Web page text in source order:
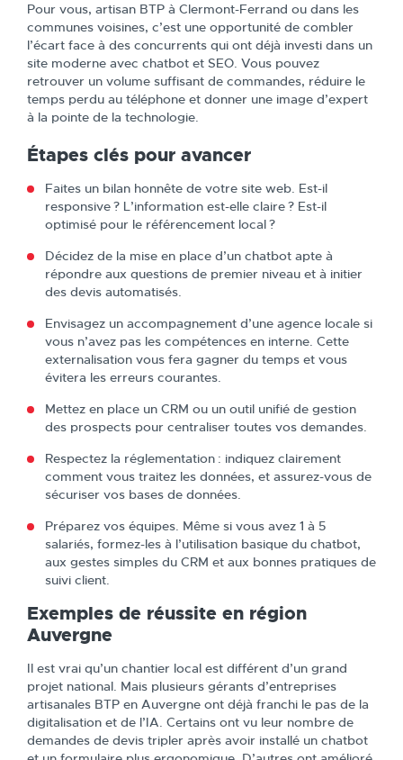
Pour vous, artisan BTP à Clermont-Ferrand ou dans les
communes voisines, c’est une opportunité de combler
l’écart face à des concurrents qui ont déjà investi dans un
site moderne avec chatbot et SEO. Vous pouvez
retrouver un volume suffisant de commandes, réduire le
temps perdu au téléphone et donner une image d’expert
à la pointe de la technologie.
Étapes clés pour avancer
Faites un bilan honnête de votre site web. Est-il
responsive ? L’information est-elle claire ? Est-il
optimisé pour le référencement local ?
Décidez de la mise en place d’un chatbot apte à
répondre aux questions de premier niveau et à initier
des devis automatisés.
Envisagez un accompagnement d’une agence locale si
vous n’avez pas les compétences en interne. Cette
externalisation vous fera gagner du temps et vous
évitera les erreurs courantes.
Mettez en place un CRM ou un outil unifié de gestion
des prospects pour centraliser toutes vos demandes.
Respectez la réglementation : indiquez clairement
comment vous traitez les données, et assurez-vous de
sécuriser vos bases de données.
Préparez vos équipes. Même si vous avez 1 à 5
salariés, formez-les à l’utilisation basique du chatbot,
aux gestes simples du CRM et aux bonnes pratiques de
suivi client.
Exemples de réussite en région
Auvergne
Il est vrai qu’un chantier local est différent d’un grand
projet national. Mais plusieurs gérants d’entreprises
artisanales BTP en Auvergne ont déjà franchi le pas de la
digitalisation et de l’IA. Certains ont vu leur nombre de
demandes de devis tripler après avoir installé un chatbot